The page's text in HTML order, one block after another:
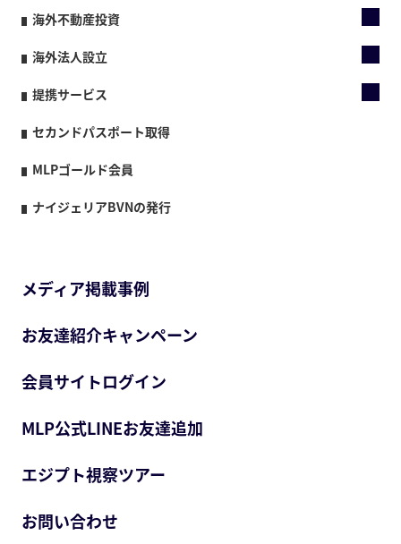
海外不動産投資
海外法人設立
提携サービス
セカンドパスポート取得
MLPゴールド会員
ナイジェリアBVNの発行
メディア掲載事例
お友達紹介キャンペーン
会員サイトログイン
MLP公式LINEお友達追加
エジプト視察ツアー
お問い合わせ